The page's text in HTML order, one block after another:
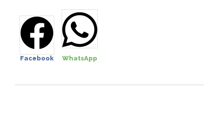
Facebook WhatsApp